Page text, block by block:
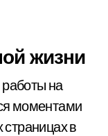
жизни
на
моментами
страницах в